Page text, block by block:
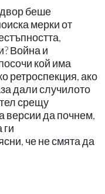
беше
мерки от
Война и
кой има
ретроспекция, ако
дали случилото
срещу
версии да почнем,
ги
че не смята да